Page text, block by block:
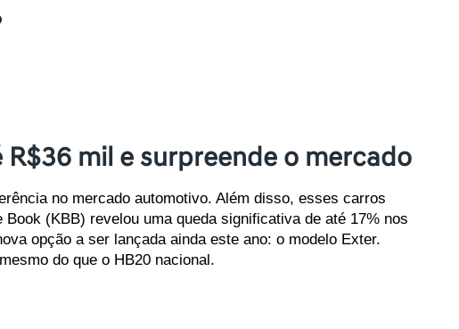
mil e surpreende o mercado
no mercado automotivo. Além disso, esses carros
(KBB) revelou uma queda significativa de até 17% nos
opção a ser lançada ainda este ano: o modelo Exter.
do que o HB20 nacional.